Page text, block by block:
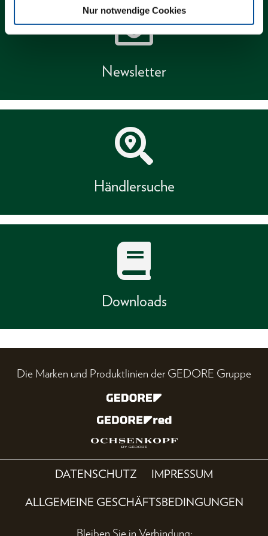
Nur notwendige Cookies
Newsletter
Händlersuche
Downloads
Die Marken und Produktlinien der GEDORE Gruppe
DATENSCHUTZ IMPRESSUM
ALLGEMEINE GESCHÄFTSBEDINGUNGEN
Bleiben Sie in Verbindung: